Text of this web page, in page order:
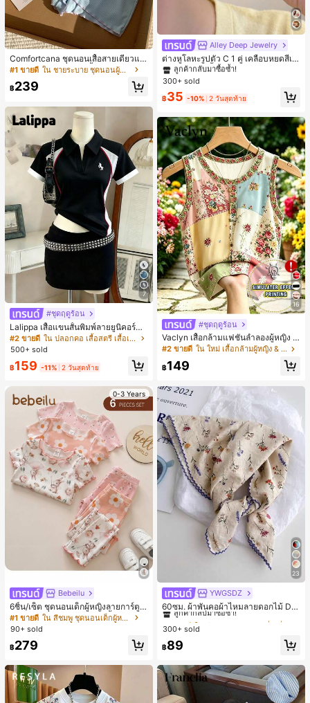
Comfortcana ชุดนอนเสื้อสายเดี่ยวแต่
งระบายและกางเกงขาสั้นสำหรับผู้หญิง
#1 ขายดี ใน ชายระบาย ชุดนอนผู้หญิง
฿239
7
#ชุดฤดูร้อน
Lalippa เสื้อแขนสั้นพิมพ์ลายยูนิคอร์นล
ายทางสีตัดกันสำหรับผู้หญิง สไตล์วิทย
าลัย
#2 ขายดี
ใน ปลอกคอ เสื้อสตรี เสื้อเบลาส์ & Tee
500+ sold
฿159 -11% 2 วันสุดท้าย
0-3 Years
Bebeilu
6ชิ้น/เซ็ต ชุดนอนเด็กผู้หญิงลายการ์ตูน
หมีและดอกไม้ คอกลม แขนสั้น กางเกง
ขาสั้น ขอบระบาย สวมใส่สบาย
#1 ขายดี
ใน สีชมพู ชุดนอนเด็กผู้หญิง
90+ sold
฿279
Alley Deep Jewelry
ต่างหูโลหะรูปตัว C 1 คู่ เคลือบหยดสีเห
ลือง ลายจุดสีน้ำเงิน สไตล์ยุโรปและอเม
ริกัน แฟชั่นส่วนตัว หวานและสง่างาม
สำหรับผู้หญิงและเด็กหญิง สำหรับการเ
ดินทาง งานแต่งงาน ปาร์ตี้ วันเกิด ของ
#1 ขายดี ใน โบโฮ ต่างหูผู้หญิง
ลูกค้ากลับมาซื้อซ้ำ!
เกือบหมดแล้ว!
#1 ขายดี ใน โบโฮ ต่างหูผู้หญิง
ลูกค้ากลับมาซื้อซ้ำ!
เกือบหมดแล้ว!
#1 ขายดี ใน โบโฮ ต่างหูผู้หญิง
ลูกค้ากลับมาซื้อซ้ำ!
เกือบหมดแล้ว!
#1 ขายดี ใน โบโฮ ต่างหูผู้หญิง
เกือบหมดแล้ว!
300+ sold
฿35 -10% 2 วันสุดท้าย
16
#ชุดฤดูร้อน
Vaclyn เสื้อกล้ามแฟชั่นลำลองผู้หญิง ล
ายแพตช์เวิร์ก แขนกุด คอกลม ติดกระดุ
#2 ขายดี ใน ใหม่ เสื้อกล้ามผู้หญิง & Camis
฿149
23
YWGSDZ
60ซม. ผ้าพันคอผ้าไหมลายดอกไม้ Dit
sy สีเบจ, เครื่องประดับใหม่สำหรับผู้หญิ
งฤดูใบไม้ผลิ/ฤดูใบไม้ร่วง, ผ้าพันคอผืน
#1 ขายดี
ลูกค้ากลับมาซื้อซ้ำ!
#1 ขายดี
ลูกค้ากลับมาซื้อซ้ำ!
#1 ขายดี
ลูกค้ากลับมาซื้อซ้ำ!
#1 ขายดี
ใน สีเบจ ผ้าพันคอทรงสี่เหลี่ยมและผ้าพันคอสำหรับผู้
300+ sold
฿89